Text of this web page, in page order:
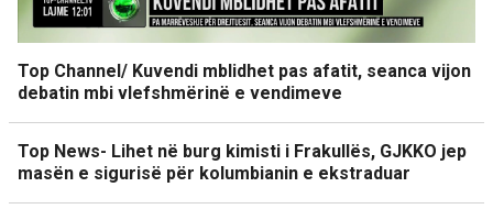
Top Channel/ Kuvendi mblidhet pas afatit, seanca vijon
debatin mbi vlefshmërinë e vendimeve
Top News- Lihet në burg kimisti i Frakullës, GJKKO jep
masën e sigurisë për kolumbianin e ekstraduar